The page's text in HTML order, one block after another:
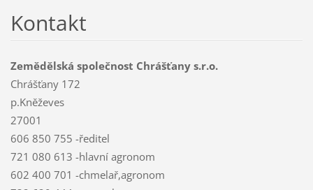
Kontakt
Zemědělská společnost Chrášťany s.r.o.
Chrášťany 172
p.Kněževes
27001
606 850 755 -ředitel
721 080 613 -hlavní agronom
602 400 701 -chmelař,agronom